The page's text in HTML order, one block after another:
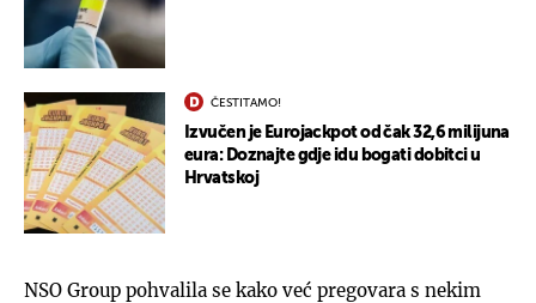
ČESTITAMO!
Izvučen je Eurojackpot od čak 32,6 milijuna
eura: Doznajte gdje idu bogati dobitci u
Hrvatskoj
NSO Group pohvalila se kako već pregovara s nekim